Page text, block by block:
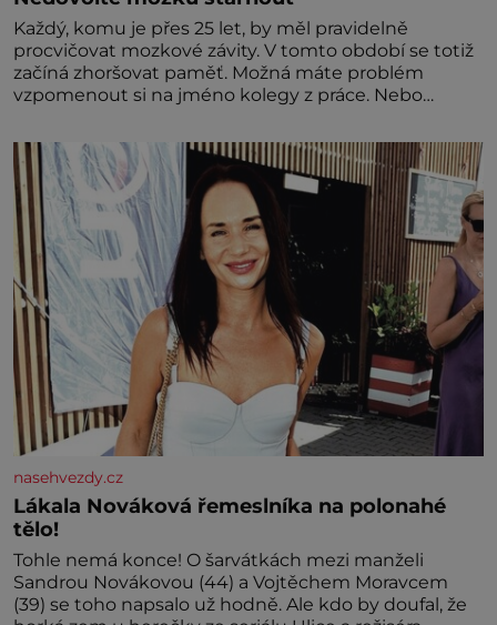
Každý, komu je přes 25 let, by měl pravidelně
procvičovat mozkové závity. V tomto období se totiž
začíná zhoršovat paměť. Možná máte problém
vzpomenout si na jméno kolegy z práce. Nebo
nedávno přečetli. Je to opravdu tak, s věkem jako
kdyby se paměť rozhodla stávkovat. Cvičte
nasehvezdy.cz
Lákala Nováková řemeslníka na polonahé
tělo!
Tohle nemá konce! O šarvátkách mezi manželi
Sandrou Novákovou (44) a Vojtěchem Moravcem
(39) se toho napsalo už hodně. Ale kdo by doufal, že